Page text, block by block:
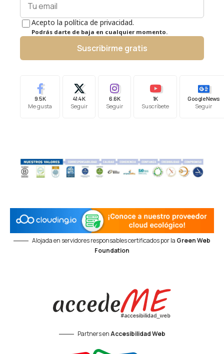
Acepto la política de privacidad.
Podrás darte de baja en cualquier momento.
Suscribirme gratis
9.5K
Me gusta
41.4K
Seguir
6.6K
Seguir
1K
Suscríbete
Google News
Seguir
Alojada en servidores responsables certificados por la Green Web
Foundation
Partners enAccesibilidad Web